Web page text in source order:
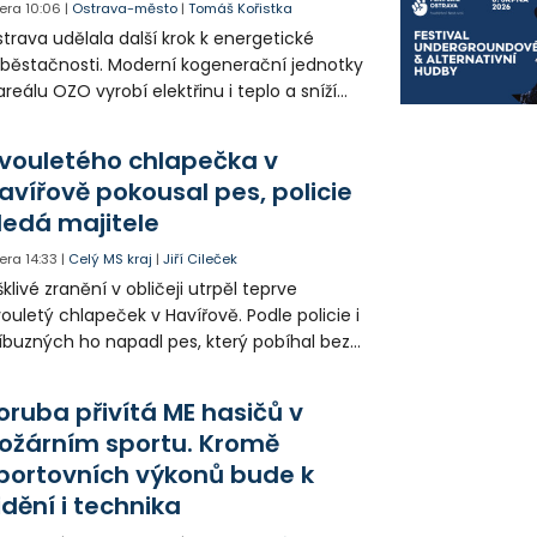
10:06 | Ostrava-město |Tomáš Kořistka
udělala další krok k energetické
Moderní kogenerační jednotky
OZO vyrobí elektřinu i teplo a sníží
chlapečka v
pokousal pes, policie
majitele
14:33 | Celý MS kraj |Jiří Cileček
zranění v obličeji utrpěl teprve
chlapeček v Havířově. Podle policie i
ho napadl pes, který pobíhal bez
Případem už se zabývá policie, která
psa hledá.
přivítá ME hasičů v
sportu. Kromě
výkonů bude k
i technika